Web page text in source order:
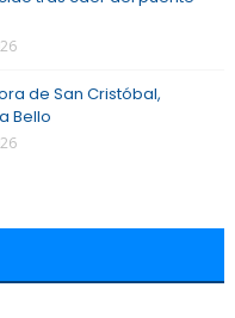
de San Cristóbal,
Bello